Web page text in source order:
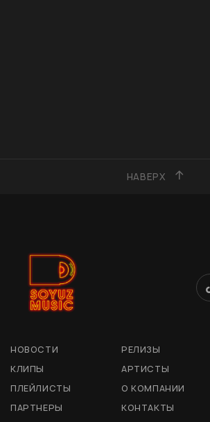
НАВЕРХ
НОВОСТИ
РЕЛИЗЫ
КЛИПЫ
АРТИСТЫ
ПЛЕЙЛИСТЫ
О КОМПАНИИ
ПАРТНЕРЫ
КОНТАКТЫ